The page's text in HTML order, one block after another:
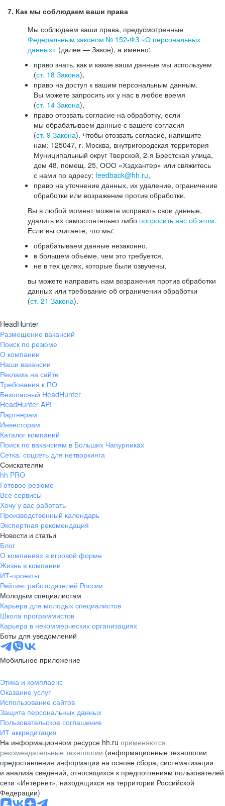
7. Как мы соблюдаем ваши права
Мы соблюдаем ваши права, предусмотренные
Федеральным законом № 152-ФЗ «О персональных
данных» (далее — Закон), а именно:
право знать, как и какие ваши данные мы используем
(ст. 18 Закона),
право на доступ к вашим персональным данным.
Вы можете запросить их у нас в любое время
(ст. 14 Закона),
право отозвать согласие на обработку, если
мы обрабатываем данные с вашего согласия
(ст. 9 Закона). Чтобы отозвать согласие, напишите
нам: 125047, г. Москва, внутригородская территория
Муниципальный округ Тверской, 2-я Брестская улица,
дом 48, помещ. 25, ООО «Хэдхантер» или свяжитесь
с нами по адресу: feedback@hh.ru,
право на уточнение данных, их удаление, ограничение
обработки или возражение против обработки.
Вы в любой момент можете исправить свои данные,
удалить их самостоятельно либо попросить нас об этом.
Если вы считаете, что мы:
обрабатываем данные незаконно,
в большем объёме, чем это требуется,
не в тех целях, которые были озвучены,
вы можете направить нам возражения против обработки
данных или требование об ограничении обработки
(ст. 21 Закона).
HeadHunter
Размещение вакансий
Поиск по резюме
О компании
Наши вакансии
Реклама на сайте
Требования к ПО
Безопасный HeadHunter
HeadHunter API
Партнерам
Инвесторам
Каталог компаний
Поиск по вакансиям в Больших Чапурниках
Сетка: соцсеть для нетворкинга
Соискателям
hh PRO
Готовое резюме
Все сервисы
Хочу у вас работать
Производственный календарь
Экспертная рекомендация
Новости и статьи
Блог
О компаниях в игровой форме
Жизнь в компании
ИТ-проекты
Рейтинг работодателей России
Молодым специалистам
Карьера для молодых специалистов
Школа программистов
Карьера в некоммерческих организациях
Боты для уведомлений
Мобильное приложение
Этика и комплаенс
Оказание услуг
Использование сайтов
Защита персональных данных
Пользовательское соглашение
ИТ аккредитация
На информационном ресурсе hh.ru применяются
рекомендательные технологии (информационные технологии
предоставления информации на основе сбора, систематизации
и анализа сведений, относящихся к предпочтениям пользователей
сети «Интернет», находящихся на территории Российской
Федерации)